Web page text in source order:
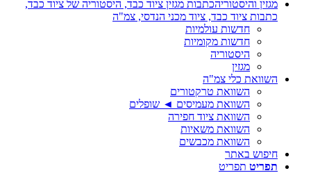
מגזין והיסטוריהכתבות מגזין ציוד כבד, היסטוריה של ציוד כבד,
כתבות ציוד כבד, ציוד מכני הנדסי, צמ"ה
חדשות עולמיות
חדשות מקומיות
היסטוריה
מגזין
השוואת כלי צמ"ה
השוואת טרקטורים
השוואת מעמיסים ◄ שופלים
השוואת ציוד חפירה
השוואת משאיות
השוואת מכבשים
חיפוש באתר
תפריט תפריט